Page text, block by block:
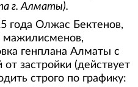
г. Алматы).
года Олжас Бектенов,
мажилисменов,
генплана Алматы с
застройки (действует
строго по графику: